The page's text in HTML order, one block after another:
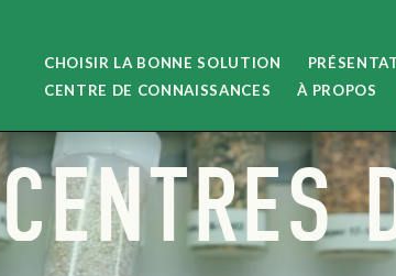
CHOISIR LA BONNE SOLUTION
CENTRE DE CONNAISSANCES
À PROPOS
CENTRES